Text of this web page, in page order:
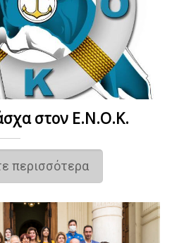
στον Ε.Ν.Ο.Κ.
περισσότερα